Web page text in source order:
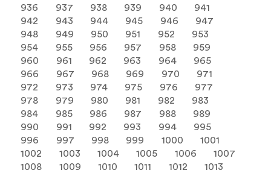
936
937 938 939 940
941
942
943 944 945 946
947
948
949 950 951 952
953
954
955 956 957 958
959
960
961 962 963 964
965
966
967 968 969 970
971
972
973 974 975 976
977
978
979 980 981 982
983
984
985 986 987 988
989
990
991 992 993 994
995
996
997 998 999 1000
1001
1002
1003 1004 1005 1006
1007
1008
1009 1010 1011 1012
1013